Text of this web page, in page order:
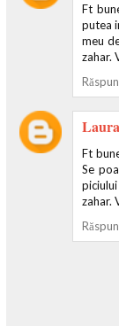
Ft
putea
meu
zahar.
Laura
Ft
Se
zahar.